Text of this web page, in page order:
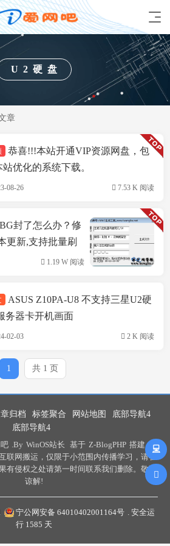
U2硬盘
章
方案
恭喜!!!本站开通VIP资源网盘，包
站优化的系统下载。
08-26 7.53 K 阅读
封了怎么办？修
更新,支持批量刷
卡
1.19 W 阅读
方案ASUS Z10PA-U8 不支持三星U2硬
务器卡开机画面
02-03 2 K 阅读
1 共 1 页
归档 标签聚合 网站地图
底部导航4
底部导航4
.By WinOS站长 基于 Z-BlogPHP 搭建 .
联网搬运，仅限于小范围内传播学习，请在
有侵权之处请第一时间联系我们删除。敬请
谅解!
宁公网安备 64010402001164号 . 安全运
行 1585 天